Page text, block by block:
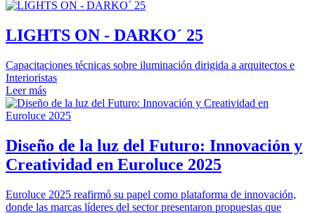
LIGHTS ON - DARKO´ 25
Capacitaciones técnicas sobre iluminación dirigida a arquitectos e
Interioristas
Leer más
Diseño de la luz del Futuro: Innovación y
Creatividad en Euroluce 2025
Euroluce 2025 reafirmó su papel como plataforma de innovación,
donde las marcas líderes del sector presentaron propuestas que